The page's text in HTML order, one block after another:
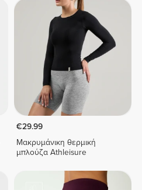
€29.99
Μακρυμάνικη θερμική
μπλούζα Athleisure